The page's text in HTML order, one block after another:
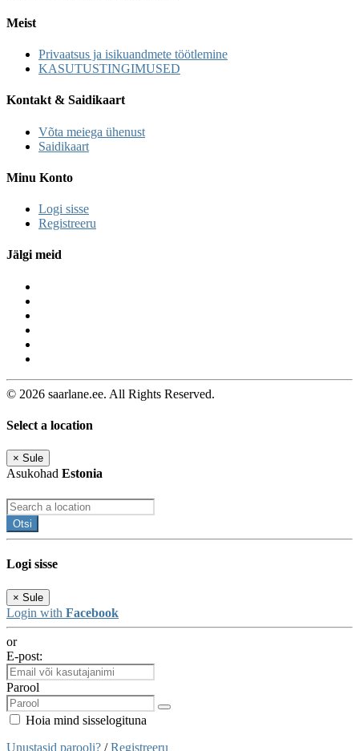
Meist
Privaatsus ja isikuandmete töötlemine
KASUTUSTINGIMUSED
Kontakt & Saidikaart
Võta meiega ühenust
Saidikaart
Minu Konto
Logi sisse
Registreeru
Jälgi meid
© 2026 saarlane.ee. All Rights Reserved.
Select a location
× Sule
Asukohad Estonia
Otsi
Logi sisse
× Sule
Login with Facebook
or
E-post:
Parool
Hoia mind sisselogituna
Unustasid parooli? /Registreeru